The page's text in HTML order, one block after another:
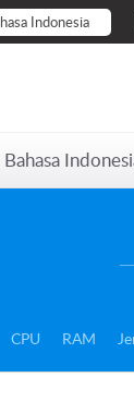
Indonesia
Bahasa
CPU RAM